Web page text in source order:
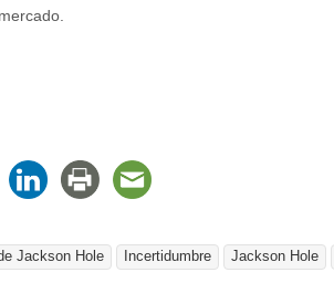
Jackson Hole Incertidumbre Jackson Hole